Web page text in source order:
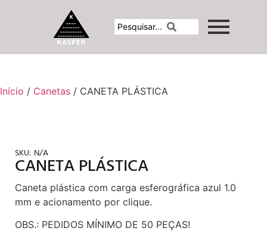
Início / Canetas / CANETA PLÁSTICA
SKU: N/A
CANETA PLÁSTICA
Caneta plástica com carga esferográfica azul 1.0
mm e acionamento por clique.
OBS.: PEDIDOS MÍNIMO DE 50 PEÇAS!